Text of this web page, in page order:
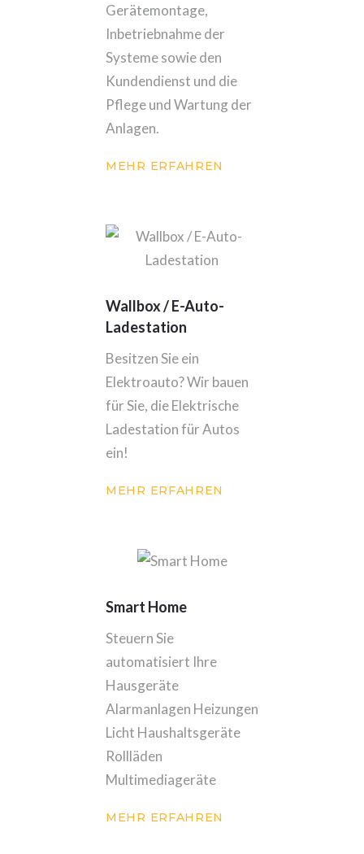
Gerätemontage,
Inbetriebnahme der
Systeme sowie den
Kundendienst und die
Pflege und Wartung der
Anlagen.
MEHR ERFAHREN
Wallbox / E-Auto-
Ladestation
Besitzen Sie ein
Elektroauto? Wir bauen
für Sie, die Elektrische
Ladestation für Autos
ein!
MEHR ERFAHREN
Smart Home
Steuern Sie
automatisiert Ihre
Hausgeräte
Alarmanlagen Heizungen
Licht Haushaltsgeräte
Rollläden
Multimediageräte
MEHR ERFAHREN